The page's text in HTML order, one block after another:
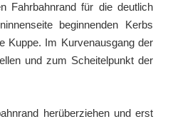
Fahrbahnrand für die deutlich
beginnenden Kerbs
Kuppe. Im Kurvenausgang der
und zum Scheitelpunkt der
herüberziehen und erst